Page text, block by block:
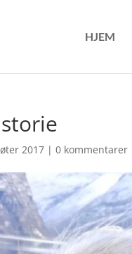
HJEM
2017 |0 kommentarer